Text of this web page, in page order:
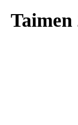
Taimen